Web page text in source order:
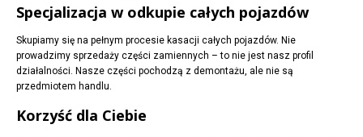
Specjalizacja w odkupie całych pojazdów
Skupiamy się na pełnym procesie kasacji całych pojazdów. Nie
prowadzimy sprzedaży części zamiennych – to nie jest nasz profil
działalności. Nasze części pochodzą z demontażu, ale nie są
przedmiotem handlu.
Korzyść dla Ciebie